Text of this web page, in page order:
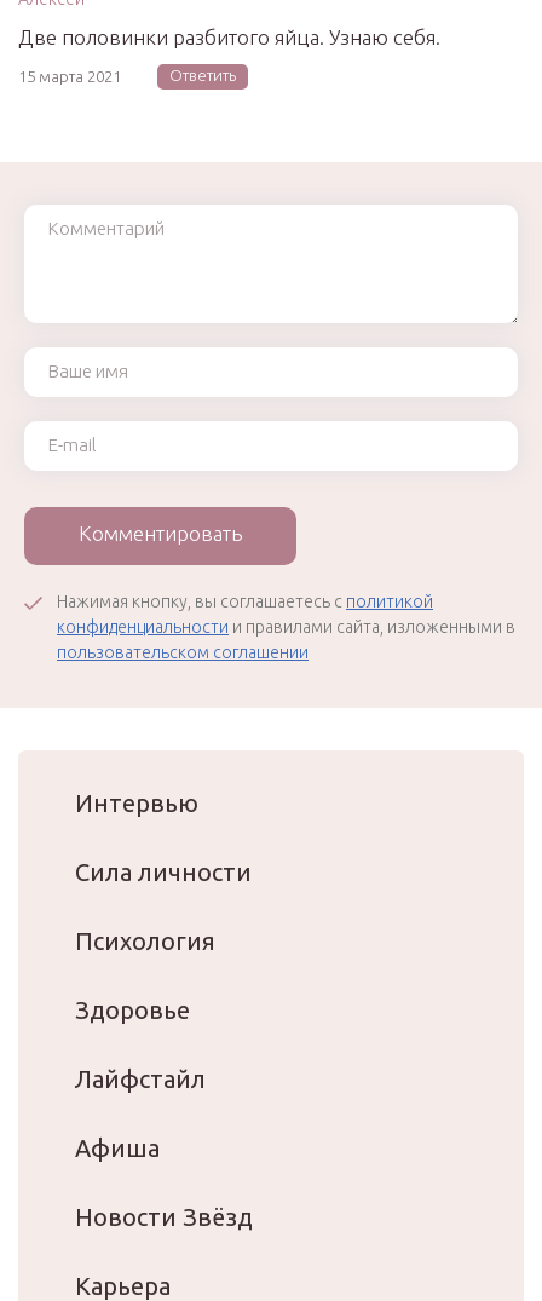
Две половинки разбитого яйца. Узнаю себя.
15 марта 2021 Ответить
Комментарий
Ваше имя
Ваш e-mail
Комментировать
Нажимая кнопку, вы соглашаетесь с политикой
конфиденциальности и правилами сайта, изложенными в
пользовательском соглашении
Интервью
Сила личности
Психология
Здоровье
Лайфстайл
Афиша
Новости Звёзд
Карьера